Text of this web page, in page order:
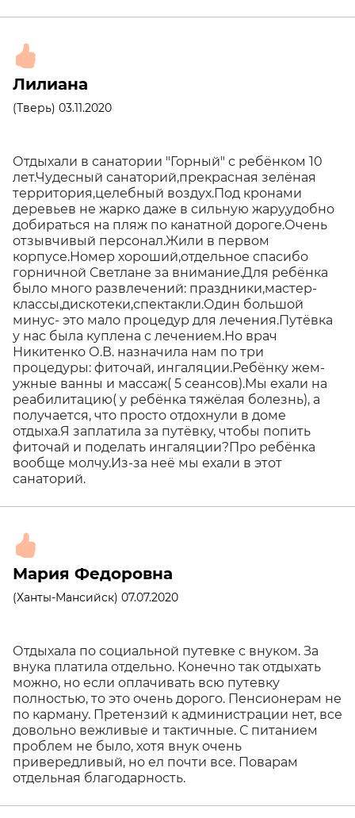
Лилиана
(Тверь) 03.11.2020
Отдыхали в санатории "Горный" с ребёнком 10
лет.Чудесный санаторий,прекрасная зелёная
территория,целебный воздух.Под кронами
деревьев не жарко даже в сильную жару,удобно
добираться на пляж по канатной дороге.Очень
отзывчивый персонал.Жили в первом
корпусе.Номер хороший,отдельное спасибо
горничной Светлане за внимание.Для ребёнка
было много развлечений: праздники,мастер-
классы,дискотеки,спектакли.Один большой
минус- это мало процедур для лечения.Путёвка
у нас была куплена с лечением.Но врач
Никитенко О.В. назначила нам по три
процедуры: фиточай, ингаляции.Ребёнку жем-
ужные ванны и массаж( 5 сеансов).Мы ехали на
реабилитацию( у ребёнка тяжёлая болезнь), а
получается, что просто отдохнули в доме
отдыха.Я заплатила за путёвку, чтобы попить
фиточай и поделать ингаляции?Про ребёнка
вообще молчу.Из-за неё мы ехали в этот
санаторий.
Мария Федоровна
(Ханты-Мансийск) 07.07.2020
Отдыхала по социальной путевке с внуком. За
внука платила отдельно. Конечно так отдыхать
можно, но если оплачивать всю путевку
полностью, то это очень дорого. Пенсионерам не
по карману. Претензий к администрации нет, все
довольно вежливые и тактичные. С питанием
проблем не было, хотя внук очень
привередливый, но ел почти все. Поварам
отдельная благодарность.